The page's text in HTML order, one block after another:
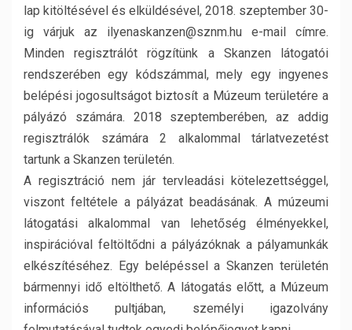
lap kitöltésével és elküldésével, 2018. szeptember 30-
ig várjuk az ilyenaskanzen@sznm.hu e-mail címre.
Minden regisztrálót rögzítünk a Skanzen látogatói
rendszerében egy kódszámmal, mely egy ingyenes
belépési jogosultságot biztosít a Múzeum területére a
pályázó számára. 2018 szeptemberében, az addig
regisztrálók számára 2 alkalommal tárlatvezetést
tartunk a Skanzen területén.
A regisztráció nem jár tervleadási kötelezettséggel,
viszont feltétele a pályázat beadásának. A múzeumi
látogatási alkalommal van lehetőség élményekkel,
inspirációval feltöltődni a pályázóknak a pályamunkák
elkészítéséhez. Egy belépéssel a Skanzen területén
bármennyi idő eltölthető. A látogatás előtt, a Múzeum
információs pultjában, személyi igazolvány